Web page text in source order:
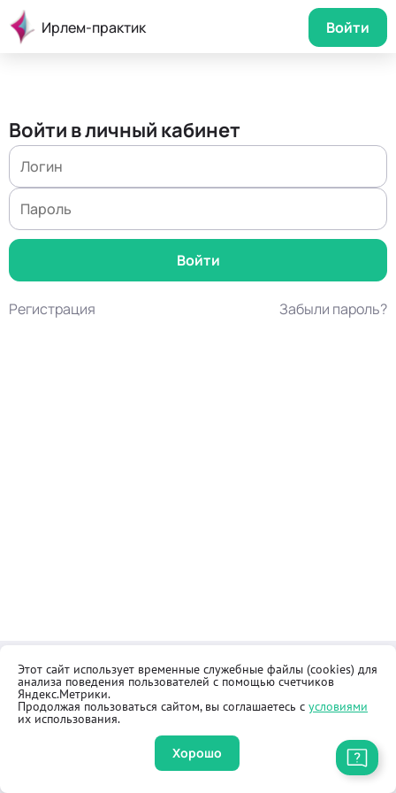
Ирлем-практик Войти
Войти в личный кабинет
Регистрация Забыли пароль?
Контакты
Как купить
Общественная приёмная
Реквизиты
Оферта
Правила продажи товаров
Этот сайт использует временные служебные файлы (cookies) для
анализа поведения пользователей с помощью счетчиков
Яндекс.Метрики.
Продолжая пользоваться сайтом, вы соглашаетесь с условиями
их использования.
Хорошо